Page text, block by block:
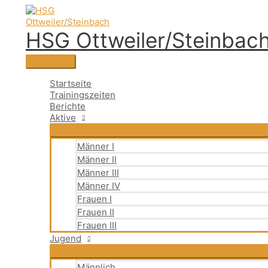
Inhalt
springenHSG Ottweiler/
Hauptmenü
Startseite
Trainingszeiten
Berichte
Aktive
Männer I
Männer II
Männer III
Männer IV
Frauen I
Frauen II
Frauen III
Jugend
Suchen
nach: